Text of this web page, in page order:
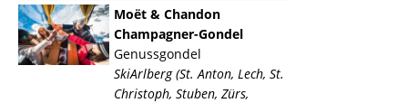
Moët & Chandon
Champagner-Gondel
Genussgondel
SkiArlberg (St. Anton, Lech, St.
Christoph, Stuben, Zürs,